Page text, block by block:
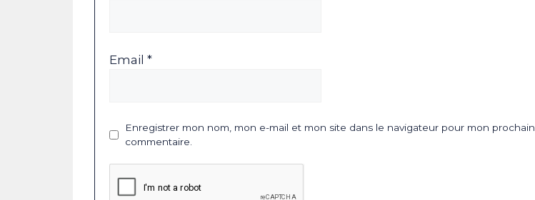
Email *
Enregistrer mon nom, mon e-mail et mon site dans le navigateur pour mon prochain
commentaire.